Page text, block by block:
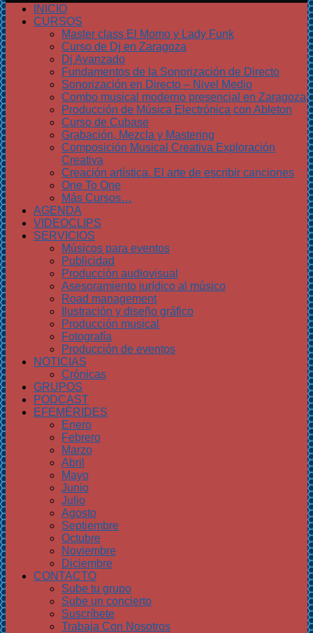
INICIO
CURSOS
Master class El Momo y Lady Funk
Curso de Dj en Zaragoza
Dj Avanzado
Fundamentos de la Sonorización de Directo
Sonorización en Directo – Nivel Medio
Combo musical moderno presencial en Zaragoza
Producción de Música Electrónica con Ableton
Curso de Cubase
Grabación, Mezcla y Mastering
Composición Musical Creativa Exploración
Creativa
Creación artística. El arte de escribir canciones
One To One
Más Cursos…
AGENDA
VIDEOCLIPS
SERVICIOS
Músicos para eventos
Publicidad
Producción audiovisual
Asesoramiento jurídico al músico
Road management
Ilustración y diseño gráfico
Producción musical
Fotografía
Producción de eventos
NOTICIAS
Crónicas
GRUPOS
PODCAST
EFEMÉRIDES
Enero
Febrero
Marzo
Abril
Mayo
Junio
Julio
Agosto
Septiembre
Octubre
Noviembre
Diciembre
CONTACTO
Sube tu grupo
Sube un concierto
Suscríbete
Trabaja Con Nosotros